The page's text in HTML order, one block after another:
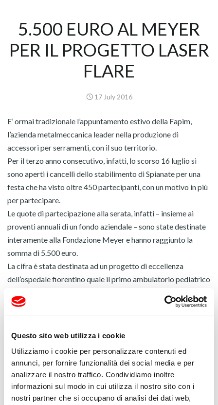
Questo sito web utilizza i cookie
Utilizziamo i cookie per personalizzare contenuti ed
annunci, per fornire funzionalità dei social media e per
analizzare il nostro traffico. Condividiamo inoltre
informazioni sul modo in cui utilizza il nostro sito con i
nostri partner che si occupano di analisi dei dati web,
5.500 EURO AL MEYER
PER IL PROGETTO LASER
FLARE
17 July 2016
E’ ormai tradizionale l’appuntamento estivo della Fapim,
l’azienda metalmeccanica leader nella produzione di
accessori per serramenti, con il suo territorio.
Per il terzo anno consecutivo, infatti, lo scorso 16 luglio si
sono aperti i cancelli dello stabilimento di Spianate per una
festa che ha visto oltre 450 partecipanti, con un motivo in più
per partecipare.
Le quote di partecipazione alla serata, infatti – insieme ai
proventi annuali di un fondo aziendale – sono state destinate
interamente alla Fondazione Meyer e hanno raggiunto la
somma di 5.500 euro.
La cifra è stata destinata ad un progetto di eccellenza
dell’ospedale fiorentino quale il primo ambulatorio pediatrico
qualche anno, che si sta impegnando nell’acquisto di uno
strumento laser molto costoso, il Laser Flare – KOWA LASER
che nessun centro pediatrico italiano ancora possiede.
motivo di grande soddisfazione vedere impiegati in progetti
così rilevanti per tutta la comunità i risultati di una festa che
nasce dalla voglia di stare insieme, di sentirsi gruppo e di
coinvolgere il territorio dei molti volontari Fapim che